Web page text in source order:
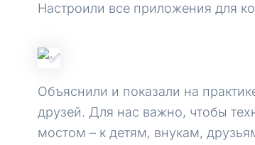
Настроили все приложения для
Объяснили и показали на
друзей. Для нас важно, чтобы
мостом – к детям, внукам,